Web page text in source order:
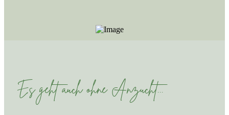
Es geht auch ohne Anzucht...